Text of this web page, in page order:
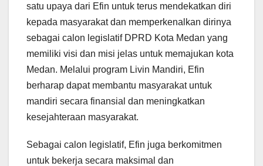
satu upaya dari Efin untuk terus mendekatkan diri
kepada masyarakat dan memperkenalkan dirinya
sebagai calon legislatif DPRD Kota Medan yang
memiliki visi dan misi jelas untuk memajukan kota
Medan. Melalui program Livin Mandiri, Efin
berharap dapat membantu masyarakat untuk
mandiri secara finansial dan meningkatkan
kesejahteraan masyarakat.
Sebagai calon legislatif, Efin juga berkomitmen
untuk bekerja secara maksimal dan